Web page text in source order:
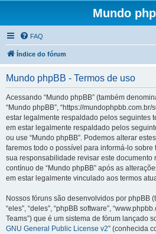
Mundo
FAQ
Índice do fórum
Mundo phpBB - Termos de uso
Acessando “Mundo phpBB” (também
“Mundo phpBB”, “https://
estar legalmente respaldado pelos seguintes
em estar legalmente respaldado pelos
ou use “Mundo phpBB”. Podemos alterar
faremos todo o possível para informá-lo sobre
sua responsabilidade revisar este documento
contínuo de “Mundo phpBB” após as
em estar legalmente vinculado aos termos
Nossos fóruns são desenvolvidos por phpBB
“eles”, “deles”, “phpBB software”,
Teams”) que é um sistema de fórum lançado
GNU General Public License v2” (conhecida